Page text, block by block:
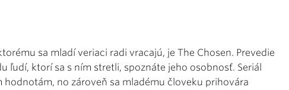
sa mladí veriaci radi vracajú, je The Chosen. Prevedie
ľudí, ktorí sa s ním stretli, spoznáte jeho osobnosť. Seriál
no zároveň sa mladému človeku prihovára